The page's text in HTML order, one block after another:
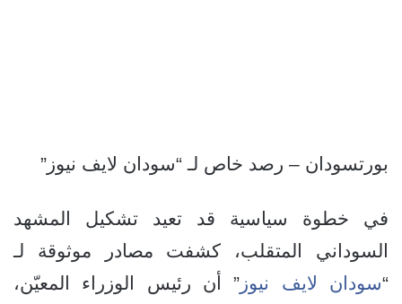
بورتسودان – رصد خاص لـ “سودان لايف نيوز”
في خطوة سياسية قد تعيد تشكيل المشهد
السوداني المتقلب، كشفت مصادر موثوقة لـ
“سودان لايف نيوز ” أن رئيس الوزراء المعيّن،